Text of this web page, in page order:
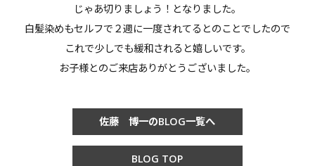
じゃあ切りましょう！となりました。
白髪染めもセルフで２週に一度されてるとのことでしたので
これで少しでも緩和されると嬉しいです。
お子様とのご来店ありがとうございました。
佐藤 博一のBLOG一覧へ
BLOG TOP